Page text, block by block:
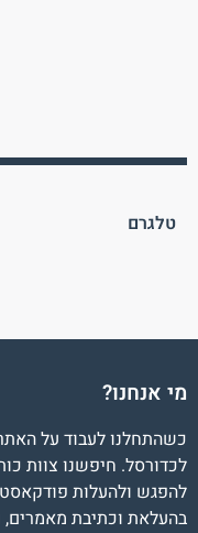
טלגרם
מי אנחנו?
כשהתחלנו לעבוד על
לכדורסל. חיפשנו צוות
להפגש ולהעלות
בהעלאת וכתיבת